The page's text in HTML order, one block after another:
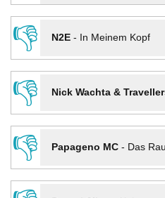
👎
N2E- In Meinem Kopf
👎
Nick Wachta &
👎
Papageno MC- Das